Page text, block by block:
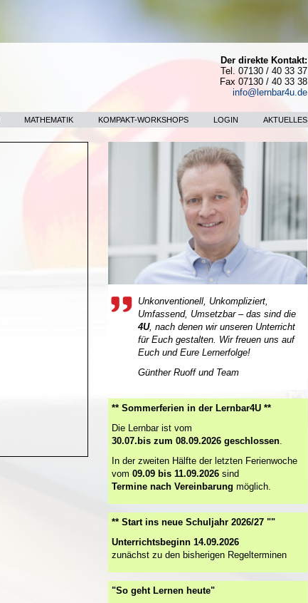
Der direkte Kontakt:
Tel. 07130 / 40 33 37
Fax 07130 / 40 33 38
info@lernbar4u.de
MATHEMATIK KOMPAKT-WORKSHOPS LOGIN AKTUELLES
Unkonventionell, Unkompliziert,
Umfassend, Umsetzbar – das sind die
4U, nach denen wir unseren Unterricht
für Euch gestalten. Wir freuen uns auf
Euch und Eure Lernerfolge!
Günther Ruoff und Team
** Sommerferien in der Lernbar4U **
Die Lernbar ist vom
30.07.bis zum 08.09.2026 geschlossen
In der zweiten Hälfte der letzten Ferienwoche
vom 09.09 bis 11.09.2026 sind
Termine nach Vereinbarung möglich.
** Start ins neue Schuljahr 2026/27 ""
Unterrichtsbeginn 14.09.2026
zunächst zu den bisherigen Regelterminen
"So geht Lernen heute"